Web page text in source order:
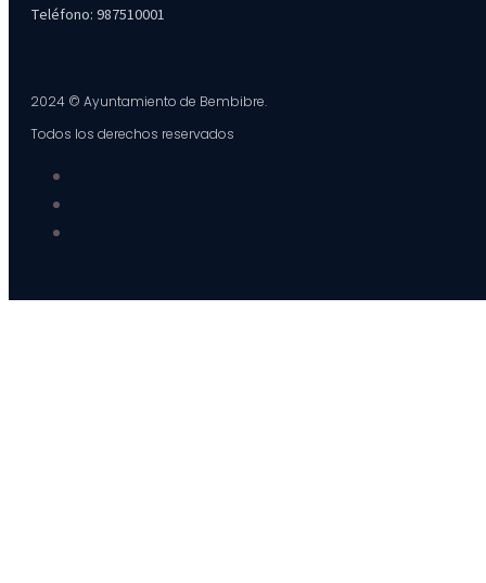
Teléfono: 987510001
2024 © Ayuntamiento de Bembibre.
Todos los derechos reservados